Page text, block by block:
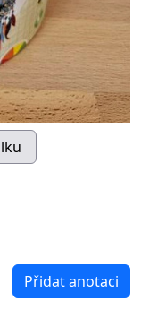
Přidat anotaci